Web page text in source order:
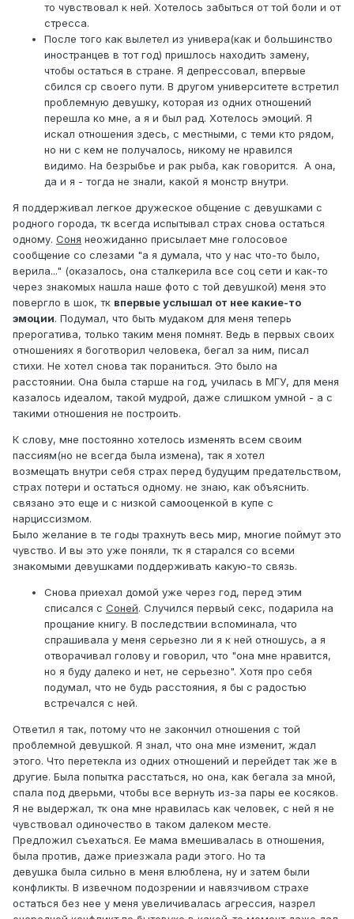
то чувствовал к ней. Хотелось забыться от той боли и от
стресса.
После того как вылетел из универа(как и большинство
иностранцев в тот год) пришлось находить замену,
чтобы остаться в стране. Я депрессовал, впервые
сбился ср своего пути. В другом университете встретил
проблемную девушку, которая из одних отношений
перешла ко мне, а я и был рад. Хотелось эмоций. Я
искал отношения здесь, с местными, с теми кто рядом,
но ни с кем не получалось, никому не нравился
видимо. На безрыбье и рак рыба, как говорится. А она,
да и я - тогда не знали, какой я монстр внутри.
Я поддерживал легкое дружеское общение с девушками с
родного города, тк всегда испытывал страх снова остаться
одному. Соня неожиданно присылает мне голосовое
сообщение со слезами "а я думала, что у нас что-то было,
верила..." (оказалось, она сталкерила все соц сети и как-то
через знакомых нашла наше фото с той девушкой) меня это
повергло в шок, тк впервые услышал от нее какие-то
эмоции. Подумал, что быть мудаком для меня теперь
прерогатива, только таким меня помнят. Ведь в первых своих
отношениях я боготворил человека, бегал за ним, писал
стихи. Не хотел снова так пораниться. Это было на
расстоянии. Она была старше на год, училась в МГУ, для меня
казалось идеалом, такой мудрой, даже слишком умной - а с
такими отношения не построить.
К слову, мне постоянно хотелось изменять всем своим
пассиям(но не всегда была измена), так я хотел
возмещать внутри себя страх перед будущим предательством,
страх потери и остаться одному. не знаю, как объяснить.
связано это еще и с низкой самооценкой в купе с
нарциссизмом.
Было желание в те годы трахнуть весь мир, многие поймут это
чувство. И вы это уже поняли, тк я старался со всеми
знакомыми девушками поддерживать какую-то связь.
Снова приехал домой уже через год, перед этим
списался с Соней. Случился первый секс, подарила на
прощание книгу. В последствии вспоминала, что
спрашивала у меня серьезно ли я к ней отношусь, а я
отворачивал голову и говорил, что "она мне нравится,
но я буду далеко и нет, не серьезно". Хотя про себя
подумал, что не будь расстояния, я бы с радостью
встречался с ней.
Ответил я так, потому что не закончил отношения с той
проблемной девушкой. Я знал, что она мне изменит, ждал
этого. Что перетекла из одних отношений и перейдет так же в
другие. Была попытка расстаться, но она, как бегала за мной,
спала под дверьми, чтобы все вернуть из-за пары ее косяков.
Я не выдержал, тк она мне нравилась как человек, с ней я не
чувствовал одиночество в таком далеком месте.
Предложил съехаться. Ее мама вмешивалась в отношения,
была против, даже приезжала ради этого. Но та
девушка была сильно в меня влюблена, ну и затем были
конфликты. В извечном подозрении и навязчивом страхе
остаться без нее у меня увеличивалась агрессия, назрел